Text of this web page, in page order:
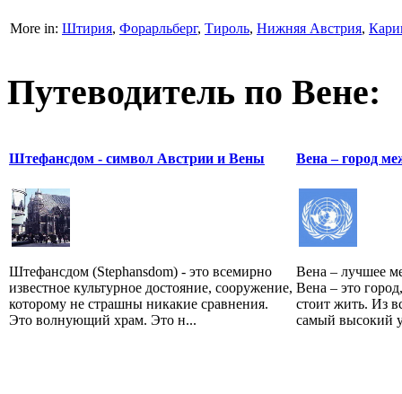
More in: Штирия, Форарльберг, Тироль, Нижняя Австрия,
Путеводитель по Вене:
Штефансдом - символ Австрии и Вены
Штефансдом (Stephansdom) - это всемирно
известное культурное достояние, сооружение,
которому не страшны никакие сравнения.
Это волнующий храм. Это н...
Вена – город
Вена – лучшее
Вена – это
стоит жить. Из
самый высокий